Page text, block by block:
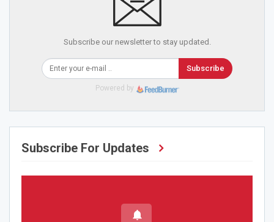
Subscribe our newsletter to stay updated.
Subscribe
Powered by
Subscribe For Updates